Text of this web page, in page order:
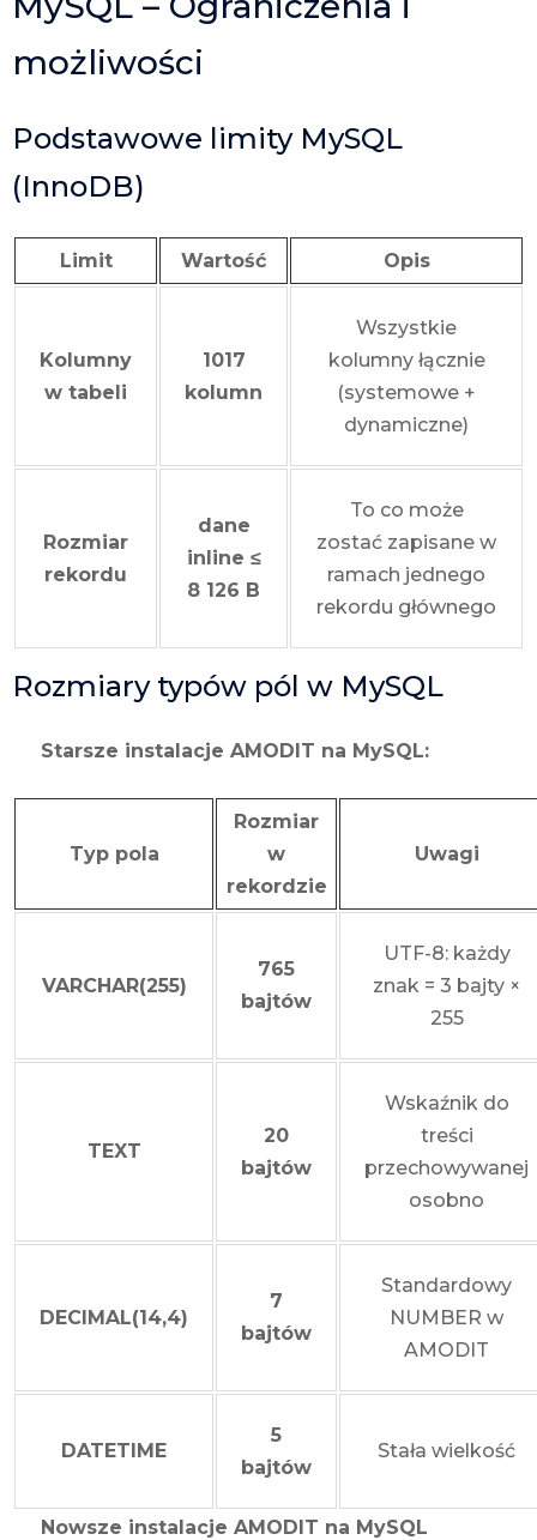
możliwości
Podstawowe limity MySQL
(InnoDB)
Limit Wartość Opis
Kolumny
w tabeli
1017
kolumn
Wszystkie
kolumny łącznie
(systemowe +
dynamiczne)
Rozmiar
rekordu
dane
inline ≤
8 126 B
To co może
zostać zapisane w
ramach jednego
rekordu głównego
Rozmiary typów pól w MySQL
Starsze instalacje AMODIT na MySQL:
Typ pola
Rozmiar
w
rekordzie
Uwagi
VARCHAR(255)
765
bajtów
UTF-8: każdy
znak = 3 bajty ×
255
TEXT
20
bajtów
Wskaźnik do
treści
przechowywanej
osobno
DECIMAL(14,4)
7
bajtów
Standardowy
NUMBER w
AMODIT
DATETIME
5
bajtów
Stała wielkość
Nowsze instalacje AMODIT na MySQL